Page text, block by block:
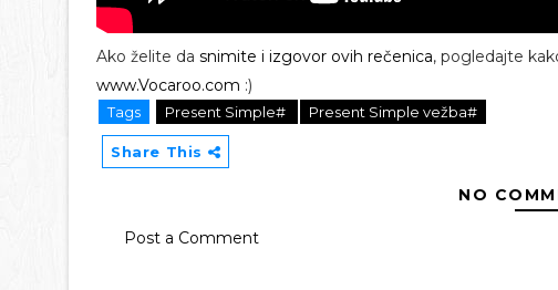
Ako želite da snimite i izgovor ovih rečenica, pogledajte
www.Vocaroo.com :)
Tags Present Simple# Present Simple vežba#
Share This
NO
Post a Comment